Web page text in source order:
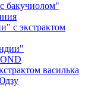
бакучиолом"
с экстрактом
василька